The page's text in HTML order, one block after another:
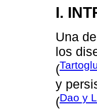
I.
Una
los
(
y
(Dao y